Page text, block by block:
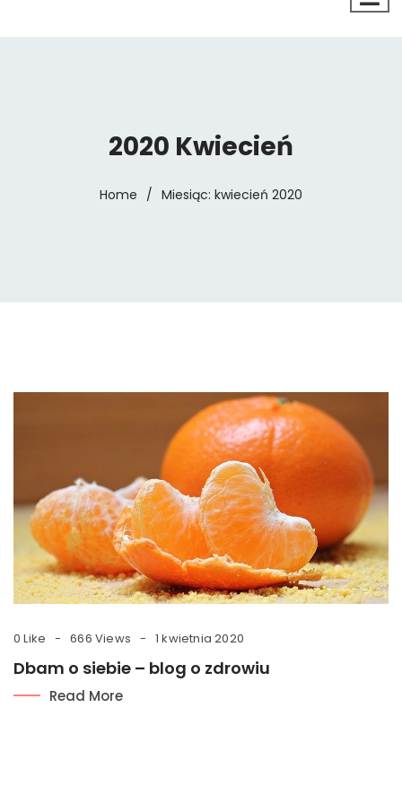
2020 Kwiecień
Home / Miesiąc: kwiecień 2020
0 Like 666 Views 1 kwietnia 2020
Dbam o siebie – blog o zdrowiu
Read More